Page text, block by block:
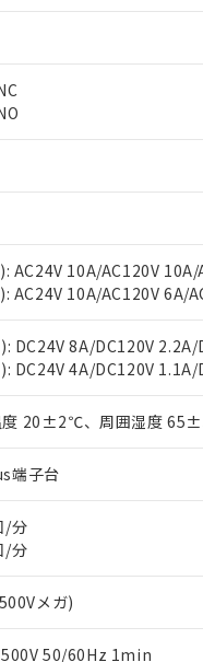
AC24V 10A/AC120V
AC24V 10A/AC120V 6A/
DC24V 8A/DC120V 2.2A/
DC24V 4A/DC120V 1.1A/
度 20±2℃、周囲湿度
端子台
/分
/分
メガ)
50/60Hz 1min
件
スは、当社制御機器事業
す。
機器事業取扱商品の中に
および標準価格照会結果
、閲覧された時点での実
期状況および標準価格は
EU RoHS指令（10物質）
RoHS指令（10物質）の
EU RoHS指令（10物質
EU RoHS指令（10物質
により、非含有部品とし
物質）：
下、 水銀(Hg) 1000ppm以下、
チルヘキシル) (DEHP)(別名：
以下、フタル酸ジイソブチル
産業用監視および制御機器に対す
類の４物質については閾値を超え
月
表
質材料含有率が中国
質材料含有率が中国
です。当社販売部門へお
の基準値 (GB/T26572)：
Hg(水銀) : 1000ppm、 Cd(カド
: 1000ppm、 PBBs(ポリ臭化ビフ
ス(2-エチルヘキシル)) : 1000ppm
これら貴社製品のうち、
出または国外への提供す
要な手続きをとります。
制貨物を破棄する場合は
社製品を、核兵器、ミサ
貴社製品を第三者に販売
数以上の在庫あり